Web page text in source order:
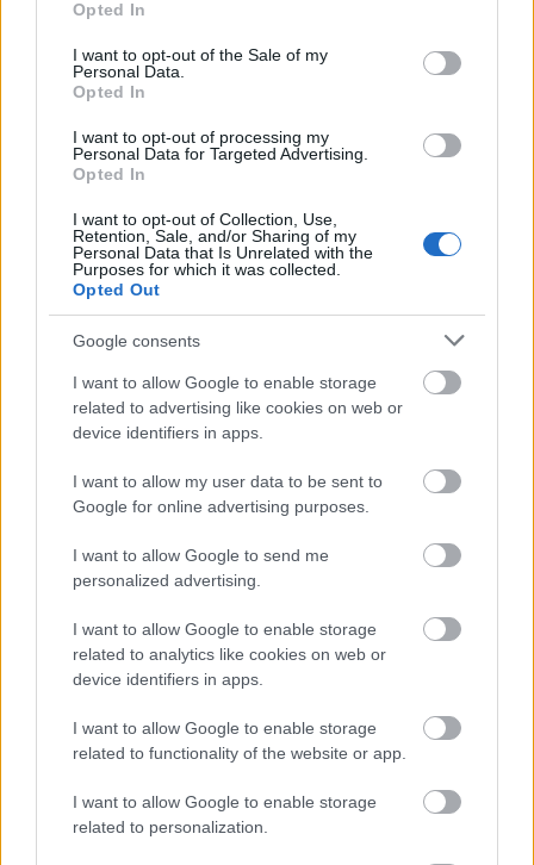
use your data for below specified purposes in below Google
consent section.
Opted In
I want to opt-out of the Sale of my
Personal Data.
Opted In
I want to opt-out of processing my
Personal Data for Targeted Advertising.
Opted In
I want to opt-out of Collection, Use,
Retention, Sale, and/or Sharing of my
Personal Data that Is Unrelated with the
Purposes for which it was collected.
Opted Out
Google consents
I want to allow Google to enable storage
related to advertising like cookies on web or
device identifiers in apps.
I want to allow my user data to be sent to
Google for online advertising purposes.
I want to allow Google to send me
personalized advertising.
I want to allow Google to enable storage
related to analytics like cookies on web or
device identifiers in apps.
I want to allow Google to enable storage
related to functionality of the website or app.
I want to allow Google to enable storage
related to personalization.
Rubén Alcaraz aporta positivamente para su equipo en
entradas (2,6 por partido) o duelos (6,2 ganados por
encuentro). Su media SofaScore en la temporada es de
en este apartado tras Juanmi (5,2) y Ledesma (5,6).
Consejos de compra: cinco fichajes 'low cost' para la
jornada 33
Si necesitas un jugador barato
presentamos cinco opciones 'low
cost' que pueden ser titulares o
tener minutos por menos de 1
Fran Beltrán (Celta, 2.310.000)
Además de Hugo Álvarez, otro jugador que está destacando
en el Celta en las últimas jornadas es Fran Beltrán. El
centrocampista acumula 25 puntos en sus últimas cinco
apariciones y gracias a su buen momento de forma su valor
de mercado ha subido en 800.000 euros en abril.
El ex del Rayo no fue muy recomendable en la primera
vuelta del campeonato con 2,94 puntos por partido de
Luka Modric (Real Madrid, 7.640.000)